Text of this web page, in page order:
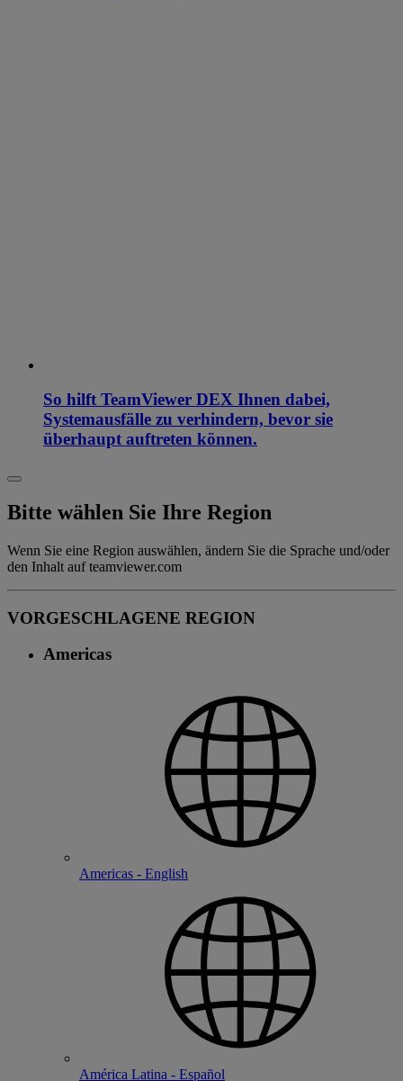
So hilft TeamViewer DEX Ihnen dabei,
Systemausfälle zu verhindern, bevor sie
überhaupt auftreten können.
Bitte wählen Sie Ihre Region
Wenn Sie eine Region auswählen, ändern Sie die Sprache und/oder
den Inhalt auf teamviewer.com
VORGESCHLAGENE REGION
Americas
Americas - English
América Latina - Español